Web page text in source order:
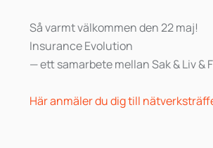
Så varmt välkommen den 22 maj!
Insurance Evolution
— ett samarbete mellan Sak & Liv &
Här anmäler du dig till